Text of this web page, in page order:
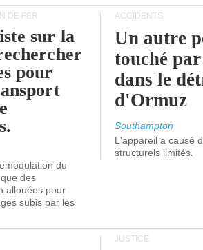
DE FER
sur la
pour
du
des
allouées pour
subis par les
ACCIDENTS
Un autre
touché
dans le
d'Ormuz
Southampton
L'appareil a causé
structurels limités.
JUSTICE